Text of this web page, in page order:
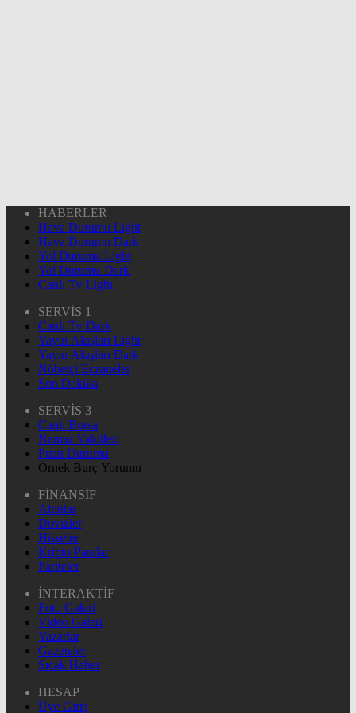
HABERLER
Hava Durumu Light
Hava Durumu Dark
Yol Durumu Light
Yol Durumu Dark
Canlı Tv Light
SERVİS 1
Canlı Tv Dark
Yayın Akışları Light
Yayın Akışları Dark
Nöbetçi Eczaneler
Son Dakika
SERVİS 3
Canlı Borsa
Namaz Vakitleri
Puan Durumu
Örnek Burç Yorumu
FİNANSİF
Altınlar
Dövizler
Hisseler
Kripto Paralar
Pariteler
İNTERAKTİF
Foto Galeri
Video Galeri
Yazarlar
Gazeteler
Sıcak Haber
HESAP
Üye Giriş